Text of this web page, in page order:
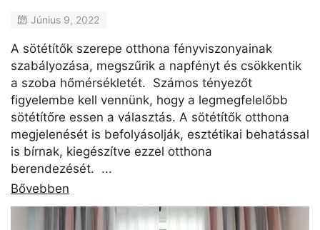
Június 9, 2022
A sötétítők szerepe otthona fényviszonyainak
szabályozása, megszűrik a napfényt és csökkentik
a szoba hőmérsékletét. Számos tényezőt
figyelembe kell vennünk, hogy a legmegfelelőbb
sötétítőre essen a választás. A sötétítők otthona
megjelenését is befolyásolják, esztétikai behatással
is bírnak, kiegészítve ezzel otthona
berendezését. ...
Bővebben